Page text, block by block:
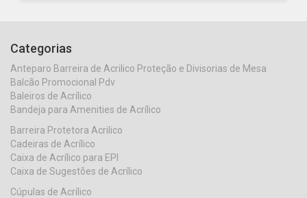
Categorias
Anteparo Barreira de Acrilico Proteção e Divisorias de Mesa
Balcão Promocional Pdv
Baleiros de Acrílico
Bandeja para Amenities de Acrílico
Barreira Protetora Acrilico
Cadeiras de Acrílico
Caixa de Acrílico para EPI
Caixa de Sugestões de Acrílico
Cúpulas de Acrílico